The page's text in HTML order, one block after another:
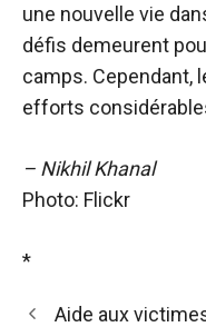
une nouvelle vie
défis demeurent
camps. Cependant,
efforts
– Nikhil Khanal
Photo: Flickr
*
Aide aux